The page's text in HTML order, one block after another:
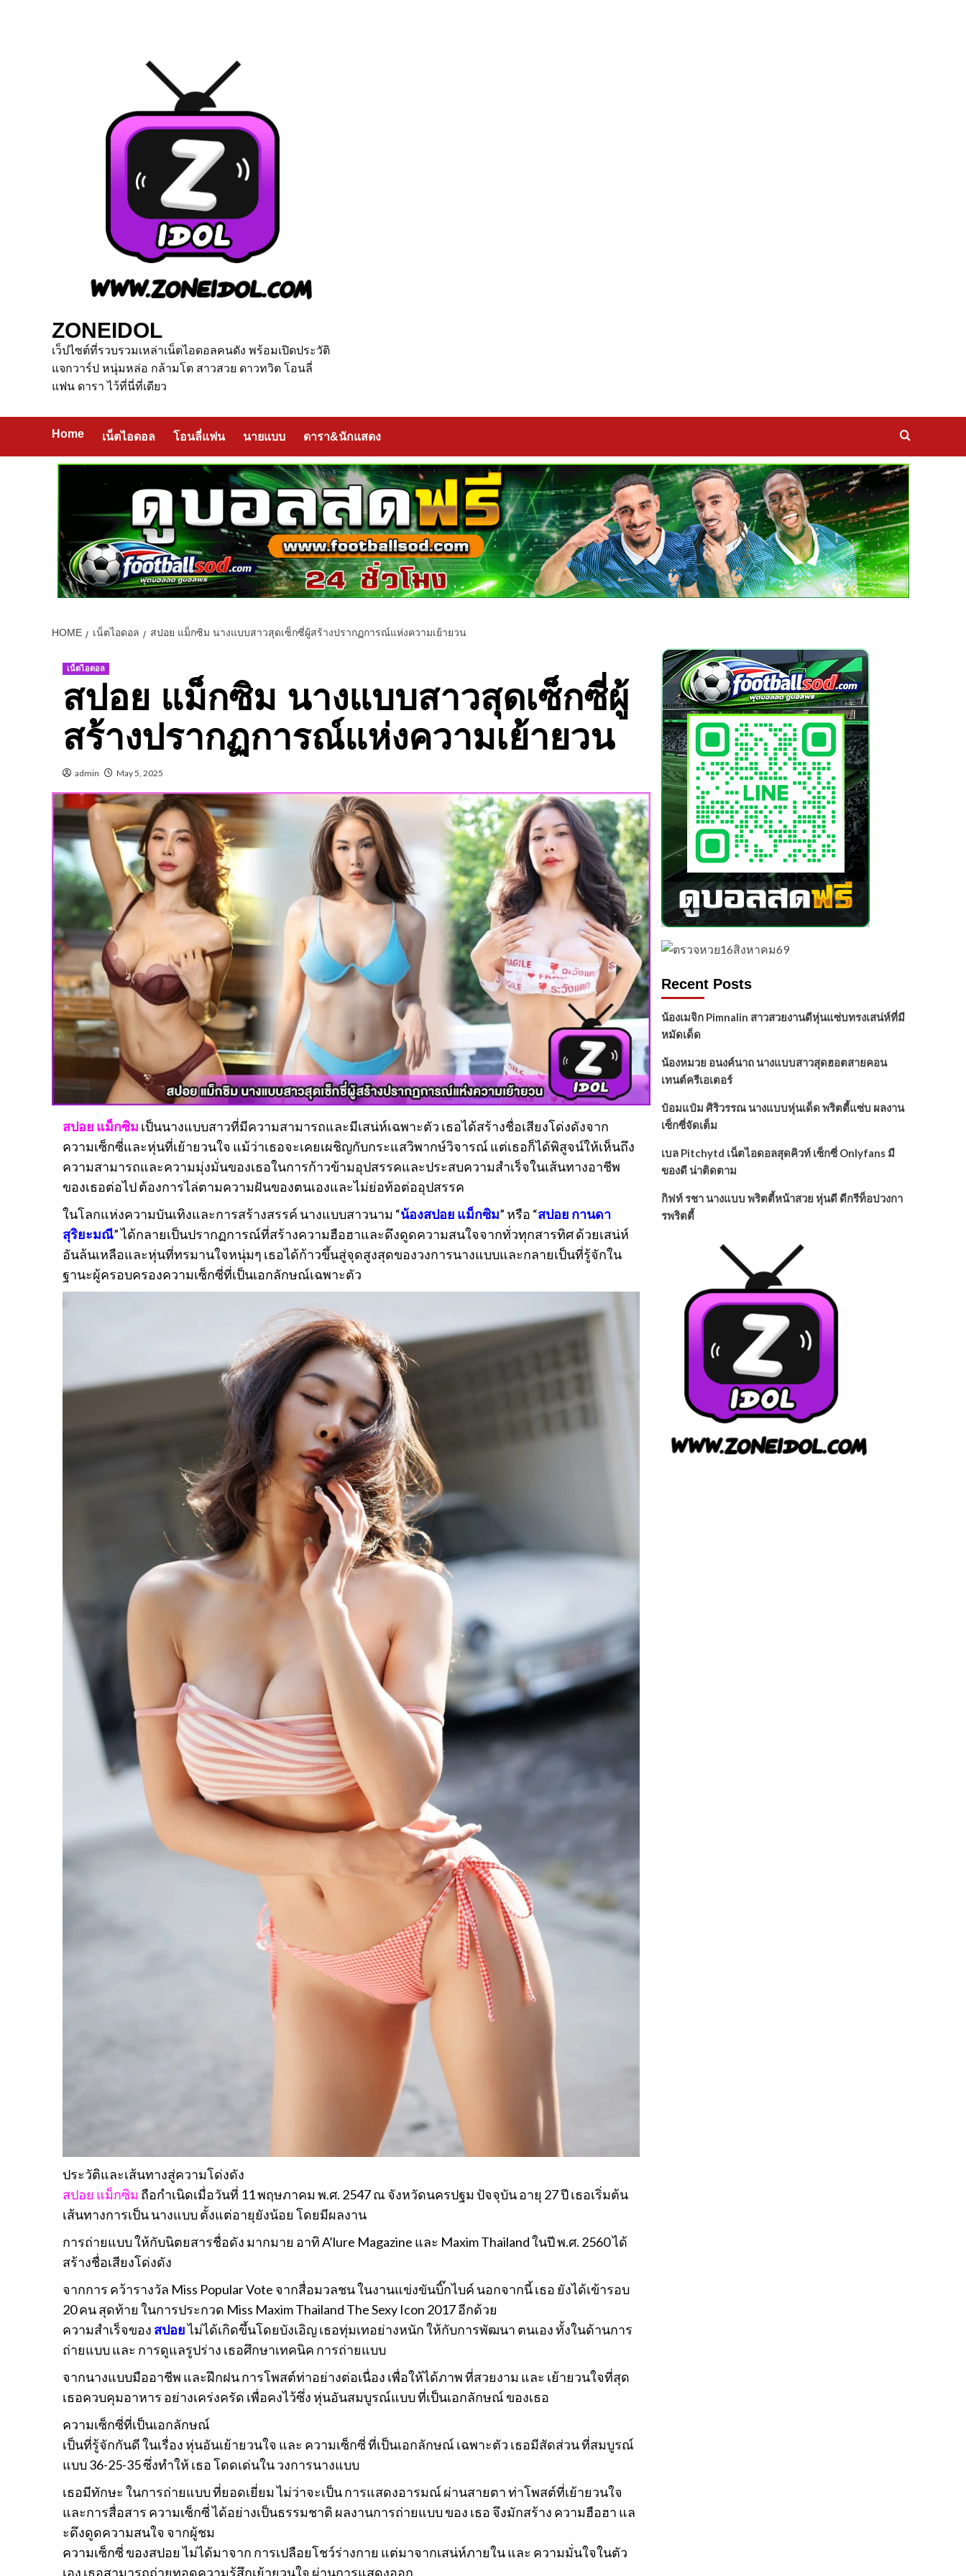
ZONEIDOL
เว็ปไซต์ที่รวบรวมเหล่าเน็ตไอดอลคนดัง พร้อมเปิดประวัติ
แจกวาร์ป หนุ่มหล่อ กล้ามโต สาวสวย ดาวทวิต โอนลี่
แฟน ดารา ไว้ที่นี่ที่เดียว
Home เน็ตไอดอล โอนลี่แฟน นายแบบ ดารา&นักแสดง
HOME เน็ตไอดอล สปอย แม็กซิม นางแบบสาวสุดเซ็กซี่ผู้สร้างปรากฏการณ์แห่งความเย้ายวน
เน็ตไอดอล
สปอย แม็กซิม นางแบบสาวสุดเซ็กซี่ผู้
สร้างปรากฏการณ์แห่งความเย้ายวน
admin May 5, 2025
สปอย แม็กซิม เป็นนางแบบสาวที่มีความสามารถและมีเสน่ห์เฉพาะตัว เธอได้สร้างชื่อเสียงโด่งดังจาก
ความเซ็กซี่และหุ่นที่เย้ายวนใจ แม้ว่าเธอจะเคยเผชิญกับกระแสวิพากษ์วิจารณ์ แต่เธอก็ได้พิสูจน์ให้เห็นถึง
ความสามารถและความมุ่งมั่นของเธอในการก้าวข้ามอุปสรรคและประสบความสำเร็จในเส้นทางอาชีพ
ของเธอต่อไป ต้องการไล่ตามความฝันของตนเองและไม่ย่อท้อต่ออุปสรรค
ในโลกแห่งความบันเทิงและการสร้างสรรค์ นางแบบสาวนาม “น้องสปอย แม็กซิม” หรือ “สปอย กานดา
สุริยะมณี” ได้กลายเป็นปรากฏการณ์ที่สร้างความฮือฮาและดึงดูดความสนใจจากทั่วทุกสารทิศ ด้วยเสน่ห์
อันล้นเหลือและหุ่นที่ทรมานใจหนุ่มๆ เธอได้ก้าวขึ้นสู่จุดสูงสุดของวงการนางแบบและกลายเป็นที่รู้จักใน
ฐานะผู้ครอบครองความเซ็กซี่ที่เป็นเอกลักษณ์เฉพาะตัว
ประวัติและเส้นทางสู่ความโด่งดัง
สปอย แม็กซิม ถือกำเนิดเมื่อวันที่ 11 พฤษภาคม พ.ศ. 2547 ณ จังหวัดนครปฐม ปัจจุบัน อายุ 27 ปี เธอเริ่มต้น
เส้นทางการเป็น นางแบบ ตั้งแต่อายุยังน้อย โดยมีผลงาน
การถ่ายแบบ ให้กับนิตยสารชื่อดัง มากมาย อาทิ A’lure Magazine และ Maxim Thailand ในปี พ.ศ. 2560 ได้
สร้างชื่อเสียงโด่งดัง
จากการ คว้ารางวัล Miss Popular Vote จากสื่อมวลชน ในงานแข่งขันบิ๊กไบค์ นอกจากนี้ เธอ ยังได้เข้ารอบ
20 คน สุดท้าย ในการประกวด Miss Maxim Thailand The Sexy Icon 2017 อีกด้วย
ความสำเร็จของ สปอยไม่ได้เกิดขึ้นโดยบังเอิญ เธอทุ่มเทอย่างหนัก ให้กับการพัฒนา ตนเอง ทั้งในด้านการ
ถ่ายแบบ และ การดูแลรูปร่าง เธอศึกษาเทคนิค การถ่ายแบบ
จากนางแบบมืออาชีพ และฝึกฝน การโพสต์ท่าอย่างต่อเนื่อง เพื่อให้ได้ภาพ ที่สวยงาม และ เย้ายวนใจที่สุด
เธอควบคุมอาหาร อย่างเคร่งครัด เพื่อคงไว้ซึ่ง หุ่นอันสมบูรณ์แบบ ที่เป็นเอกลักษณ์ ของเธอ
ความเซ็กซี่ที่เป็นเอกลักษณ์
เป็นที่รู้จักกันดี ในเรื่อง หุ่นอันเย้ายวนใจ และ ความเซ็กซี่ ที่เป็นเอกลักษณ์ เฉพาะตัว เธอมีสัดส่วน ที่สมบูรณ์
แบบ 36-25-35 ซึ่งทำให้ เธอ โดดเด่นใน วงการนางแบบ
เธอมีทักษะ ในการถ่ายแบบ ที่ยอดเยี่ยม ไม่ว่าจะเป็น การแสดงอารมณ์ ผ่านสายตา ท่าโพสต์ที่เย้ายวนใจ
และการสื่อสาร ความเซ็กซี่ ได้อย่างเป็นธรรมชาติ ผลงานการถ่ายแบบ ของ เธอ จึงมักสร้าง ความฮือฮา แล
ะดึงดูดความสนใจ จากผู้ชม
ความเซ็กซี่ ของสปอย ไม่ได้มาจาก การเปลือยโชว์ร่างกาย แต่มาจากเสน่ห์ภายใน และ ความมั่นใจในตัว
เอง เธอสามารถถ่ายทอดความรู้สึกเย้ายวนใจ ผ่านการแสดงออก
Recent Posts
น้องเมจิก Pimnalin สาวสวยงานดีหุ่นแซ่บทรงเสน่ห์ที่มี
หมัดเด็ด
น้องหมวย อนงค์นาถ นางแบบสาวสุดฮอตสายคอน
เทนต์ครีเอเตอร์
ป๋อมแป๋ม ศิริวรรณ นางแบบหุ่นเด็ด พริตตี้แซ่บ ผลงาน
เซ็กซี่จัดเต็ม
เบล Pitchytd เน็ตไอดอลสุดคิวท์ เซ็กซี่ Onlyfans มี
ของดี น่าติดตาม
กิฟท์ รชา นางแบบ พริตตี้หน้าสวย หุ่นดี ดีกรีท็อปวงกา
รพริตตี้